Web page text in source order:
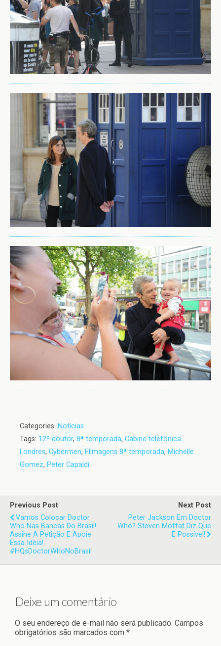
Categories: Notícias
Tags: 12º doutor, 8ª temporada, Cabine telefônica
Londres, Cybermen, FIlmagens 8ª temporada, Michelle
Gomez, Peter Capaldi
Previous Post
Vamos Colocar Doctor
Who Nas Bancas Do Brasil!
Assine A Petição E Apoie
Essa Ideia!
#HQsDoctorWhoNoBrasil
Next Post
Peter Jackson Em Doctor
Who? Steven Moffat Diz Que
É Possível!
Deixe um comentário
O seu endereço de e-mail não será publicado. Campos
obrigatórios são marcados com *